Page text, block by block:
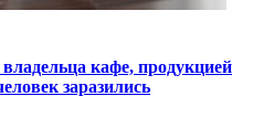
кафе, продукцией
заразились